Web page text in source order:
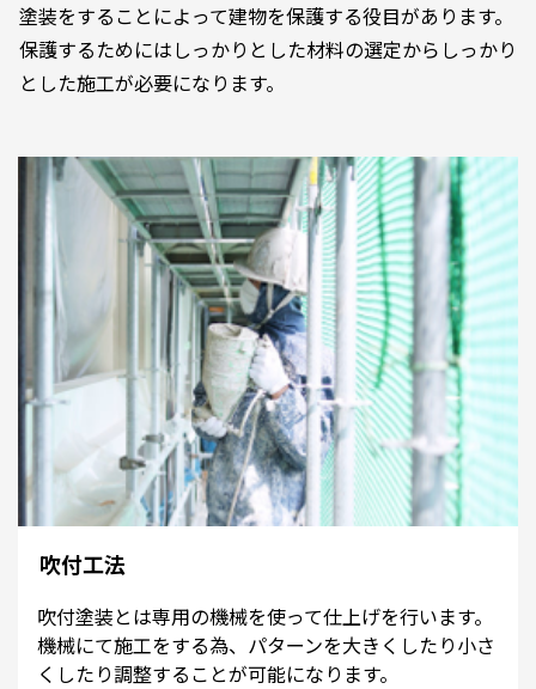
塗装をすることによって建物を保護する役目があります。
保護するためにはしっかりとした材料の選定からしっかり
とした施工が必要になります。
吹付工法
吹付塗装とは専用の機械を使って仕上げを行います。
機械にて施工をする為、パターンを大きくしたり小さ
くしたり調整することが可能になります。